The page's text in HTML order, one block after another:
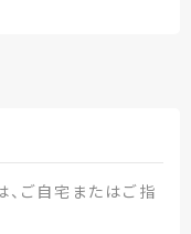
ご自宅またはご指